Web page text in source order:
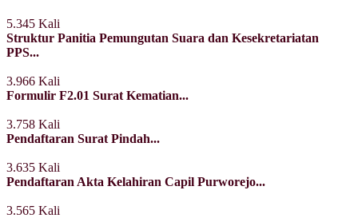
5.345 Kali
Struktur Panitia Pemungutan Suara dan Kesekretariatan
PPS...
3.966 Kali
Formulir F2.01 Surat Kematian...
3.758 Kali
Pendaftaran Surat Pindah...
3.635 Kali
Pendaftaran Akta Kelahiran Capil Purworejo...
3.565 Kali